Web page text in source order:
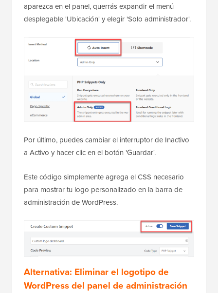
aparezca en el panel, querrás expandir el menú
desplegable 'Ubicación' y elegir 'Solo administrador'.
Por último, puedes cambiar el interruptor de Inactivo
a Activo y hacer clic en el botón 'Guardar'.
Este código simplemente agrega el CSS necesario
para mostrar tu logo personalizado en la barra de
administración de WordPress.
Alternativa: Eliminar el logotipo de
WordPress del panel de administración